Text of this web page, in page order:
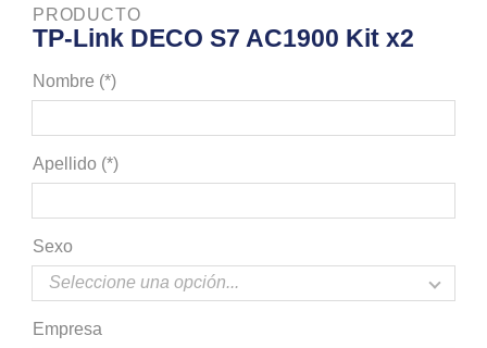
PRODUCTO
TP-Link DECO S7 AC1900 Kit x2
Nombre (*)
Apellido (*)
Sexo
Empresa